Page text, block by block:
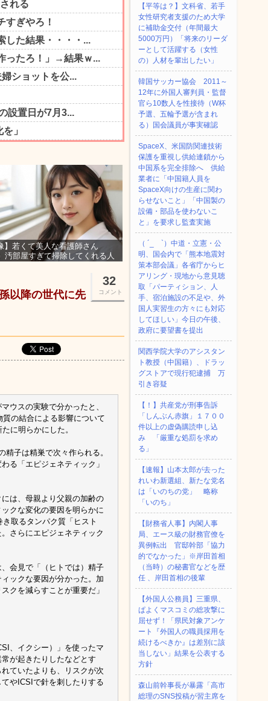
】若くて美人な看護師さん
汚部屋すぎて掃除してくれる人
32
コメント
以降の世代に先
ウスの実験で分かったと、
の結合による影響について
に明らかにした。
子は精巣で次々作られる。
る「エピジェネティック」
は、母親より父親の加齢の
クな変化の要因を明らかに
取るタンパク質「ヒスト
さらにエピジェネティック
会見で「（ヒトでは）精子
ックな要因が分かった。加
クを減らすことが重要だ」
、イクシー）」を使ったマ
が起きたりしたなどとす
ていたよりも、リスクが次
やICSIで針を刺したりする
【平等は？】文科省、若手
女性研究者支援のため大学
に補助金交付（年間最大
5000万円）「将来のリーダ
ーとして活躍する（女性
の）人材を輩出したい」
韓国サッカー協会 2011～
12年に外国人審判員・監督
官ら10数人を性接待（W杯
予選、五輪予選が含まれ
る）国会議員が事実確認
SpaceX、米国防関連技術
保護を重視し供給連鎖から
中国系を完全排除へ 供給
業者に「中国籍人員を
SpaceX向けの生産に関わ
らせないこと」「中国製の
設備・部品を使わないこ
と」を要求し監査実施
（ ´_ゝ`）中道・立憲・公
明、国会内で「熊本地震対
策本部会議」各省庁からヒ
アリング・現地から意見聴
取「パーティション、人
手、宿泊施設の不足や、外
国人実習生の方々にも対応
してほしい」今日の午後、
政府に要望書を提出
関西学院大学のアシスタン
ト教授（中国籍）、ドラッ
グストアで現行犯逮捕 万
引き容疑
【！】共産党が刑事告訴
「しんぶん赤旗」１７００
件以上の虚偽購読申し込
み 「厳重な処罰を求め
る」
【速報】山本太郎が去った
れいわ新選組、新たな党名
は「いのちの党」 略称
「いのち」
【財務省人事】内閣人事
局、エース級の財務官僚を
異例転出 官邸幹部「協力
的でなかった」※岸田首相
（当時）の秘書官などを歴
任 、岸田首相の後輩
【外国人公務員】三重県、
ぱよくマスコミの総攻撃に
屈せず！「県民対象アンケ
ート『外国人の職員採用を
続けるべきか』は差別に該
当しない」結果を公表する
方針
森山前幹事長が暴露「高市
総理のSNS投稿が習主席を